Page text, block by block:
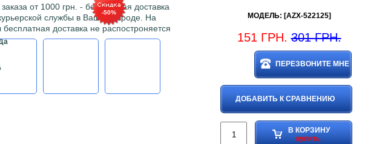
-50%
от 1000 грн. - бесплатная доставка
службы в Вашем городе. На
доставка не распостроняется
МОДЕЛЬ: [AZX-522125]
151 ГРН.301 ГРН.
ДОБАВИТЬ К СРАВНЕНИЮ
ПЕРЕЗВОНИТЕ МНЕ
В КОРЗИНУ
купить